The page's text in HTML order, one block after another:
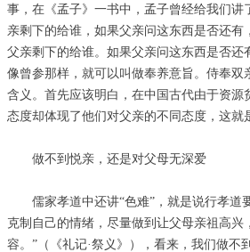
事，在《孟子》一书中，孟子曾经给我们
亲剩下的给谁，如果父亲问这东西是否还
父亲剩下的给谁。如果父亲问这东西是否
像曾参那样，就可以叫做奉养意旨。侍奉
含义。首先应该明白，在中国古代由于资
态度却体现了他们对父亲的不同态度，这
做不到悦亲，还是对父母无深爱
儒家孝道中还讲“色难”，就是说行孝
克制自己的情绪，尽量做到让父母亲祖高
容。”（《礼记·祭义》），看来，我们做